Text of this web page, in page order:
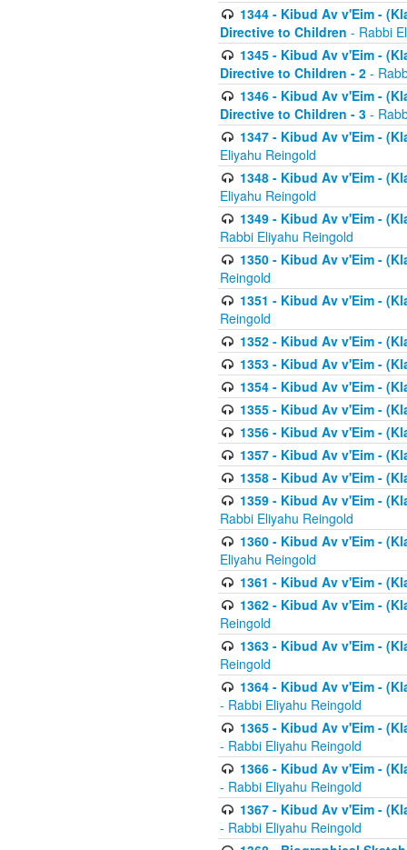
1344 - Kibud Av v'Eim -
Directive to Children - Rabbi
1345 - Kibud Av v'Eim -
Directive to Children - 2 -
1346 - Kibud Av v'Eim -
Directive to Children - 3 -
1347 - Kibud Av v'Eim -
Eliyahu Reingold
1348 - Kibud Av v'Eim -
Eliyahu Reingold
1349 - Kibud Av v'Eim -
Rabbi Eliyahu Reingold
1350 - Kibud Av v'Eim -
Reingold
1351 - Kibud Av v'Eim -
Reingold
1352 - Kibud Av v'Eim -
1353 - Kibud Av v'Eim -
1354 - Kibud Av v'Eim -
1355 - Kibud Av v'Eim -
1356 - Kibud Av v'Eim -
1357 - Kibud Av v'Eim -
1358 - Kibud Av v'Eim -
1359 - Kibud Av v'Eim -
Rabbi Eliyahu Reingold
1360 - Kibud Av v'Eim -
Eliyahu Reingold
1361 - Kibud Av v'Eim -
1362 - Kibud Av v'Eim -
Reingold
1363 - Kibud Av v'Eim -
Reingold
1364 - Kibud Av v'Eim -
- Rabbi Eliyahu Reingold
1365 - Kibud Av v'Eim -
- Rabbi Eliyahu Reingold
1366 - Kibud Av v'Eim -
- Rabbi Eliyahu Reingold
1367 - Kibud Av v'Eim -
- Rabbi Eliyahu Reingold